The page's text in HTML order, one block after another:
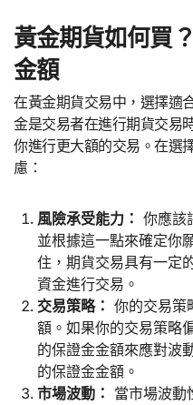
黃金期貨如何買
金額
在黃金期貨交易中，選擇適
金是交易者在進行期貨交易
你進行更大額的交易。在選
慮：
風險承受能力： 你應該
並根據這一點來確定你
住，期貨交易具有一定
資金進行交易。
交易策略： 你的交易策
額。如果你的交易策略
的保證金金額來應對波
的保證金金額。
市場波動： 當市場波動